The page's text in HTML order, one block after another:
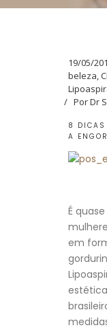
19/05/
beleza,
PorDr
8 DICAS
A
É
em